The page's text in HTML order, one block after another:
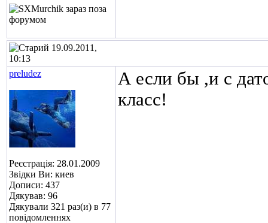
19.09.2011,
10:13
preludez
Реєстрація: 28.01.2009
Звідки Ви: киев
Дописи: 437
Дякував: 96
Дякували 321 раз(и) в 77
повідомленнях
А если бы ,и с
класс!